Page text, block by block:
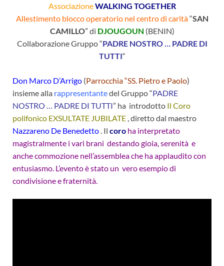
AssociazioneWALKING TOGETHER
Allestimento blocco operatorio nel centro di carità“SAN
CAMILLO” di DJOUGOUN (BENIN)
Collaborazione Gruppo “PADRE NOSTRO … PADRE DI
TUTTI“
Don Marco D’Arrigo (Parrocchia “SS. Pietro e Paolo)
insieme alla rappresentantedel Gruppo “PADRE
NOSTRO … PADRE DI TUTTI” ha introdotto Il Coro
polifonico EXSULTATE JUBILATE , diretto dal maestro
Nazzareno De Benedetto. Il coro ha interpretato
magistralmente i vari brani destando gioia, serenità e
anche commozione nell’assemblea che ha applaudito con
entusiasmo. L’evento è stato un vero esempio di
condivisione e fraternità.